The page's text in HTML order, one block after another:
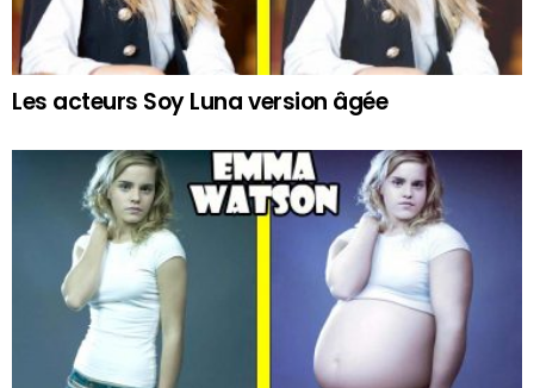
Les acteurs Soy Luna version âgée